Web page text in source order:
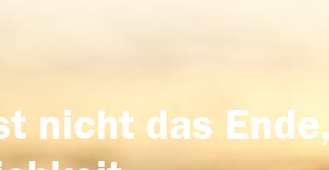
nicht das